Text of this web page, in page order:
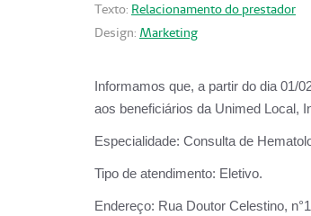
Texto: Relacionamento do prestador
Design: Marketing
Informamos que, a partir do dia 01/
aos beneficiários da Unimed Local,
Especialidade: Consulta de
Tipo de atendimento: Eletivo.
Endereço: Rua Doutor Celestino,